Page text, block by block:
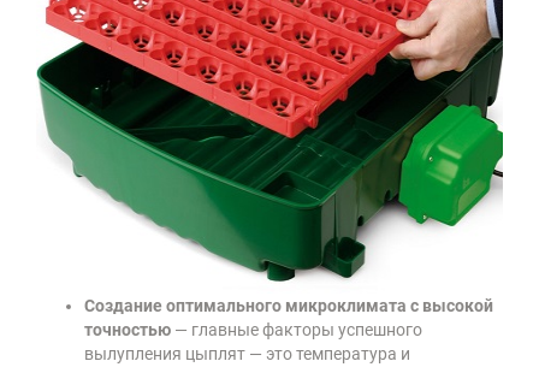
Создание оптимального микроклимата с высокой
точностью — главные факторы успешного
вылупления цыплят — это температура и